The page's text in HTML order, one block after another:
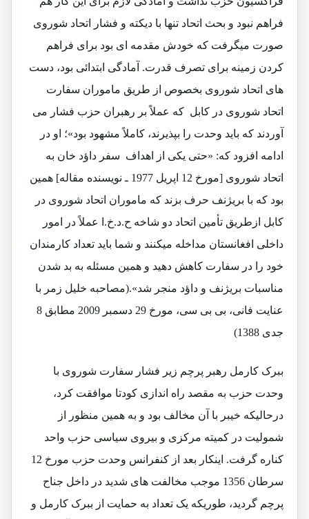
فراهم نبود و بحث اتحاد تنها با دیکته و فشار اتحاد شوروی
صورت میگرفت که خودش مقدمه ای بود برای فراهم
کردن زمینه برای تصرف قدرت. آمادگی ابتدائی بود، دست
های اتحاد شوروی بخصوص از طریق ماموران سفارت
اتحاد شوروی در کابل که عملاً بر رهبران حزب فشار می
آوردند که باید وحدت را بپذیرند، کاملاً مشهود بود»؛ او در
ادامه افزود که: «حتی یکی از اهداف سفر داؤد خان به
اتحاد شوروی [مورخ 12 اپریل 1977 ـ نویسنده مقاله] همین
بود که با بریژنف حرف بزند که ماموران اتحاد شوروی در
کابل ازطریق تأمین اتحاد دو شاخه ح.د.خ.ا عملاً در امور
داخلی افغانستان مداخله میکنند و شما باید تعداد کارمندان
خود را در سفارت کاهش دهید و همین مسئله به بد شدن
مناسبات بریژنف و داؤد منجر شد».(مصاحبه خلیل زمر با
عنایت فانی، بی بی سی، مورخ 29 دسمبر 2009 مطابق 8
جدی 1388)
ببرک کارمل رهبر پرچم زیر فشار سفارت شوروی با
وحدت حزب به مقصد راه اندازی کودتا موافقت کرد،
درحالیکه خیبر با آن مخالف بود و به همین منظور از
شمولیت در کمیته مرکزی و بیروی سیاسی حزب واحد
کناره گرفت. اینکار بعد از کنفرانس وحدت حزب مورخ 12
سرطان 1356 موجب مخالفت های شدید در داخل جناح
پرچم گردید، طوریکه یک تعداد به حمایت از ببرک کارمل و